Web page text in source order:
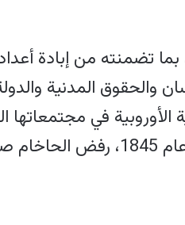
تضمنته من إبادة
والحقوق المدنية
الأوروبية في
بل إنه في سينودس (مؤتمر) حاخامات الإصلاح